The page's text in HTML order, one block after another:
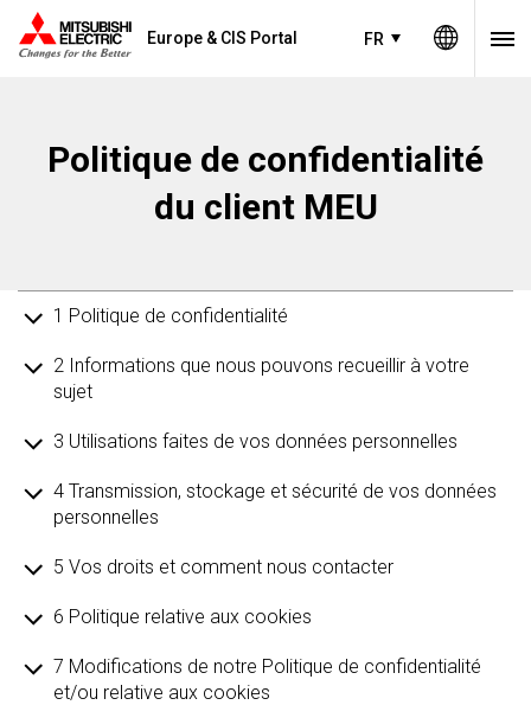
Europe & CIS Portal FR
Politique de confidentialité
du client MEU
1 Politique de confidentialité
2 Informations que nous pouvons recueillir à votre
sujet
3 Utilisations faites de vos données personnelles
4 Transmission, stockage et sécurité de vos données
personnelles
5 Vos droits et comment nous contacter
6 Politique relative aux cookies
7 Modifications de notre Politique de confidentialité
et/ou relative aux cookies